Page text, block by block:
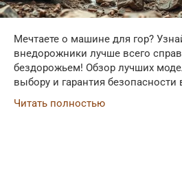
Мечтаете о машине для гор?
внедорожники лучше всего
бездорожьем! Обзор лучших
выбору и гарантия
Читать полностью